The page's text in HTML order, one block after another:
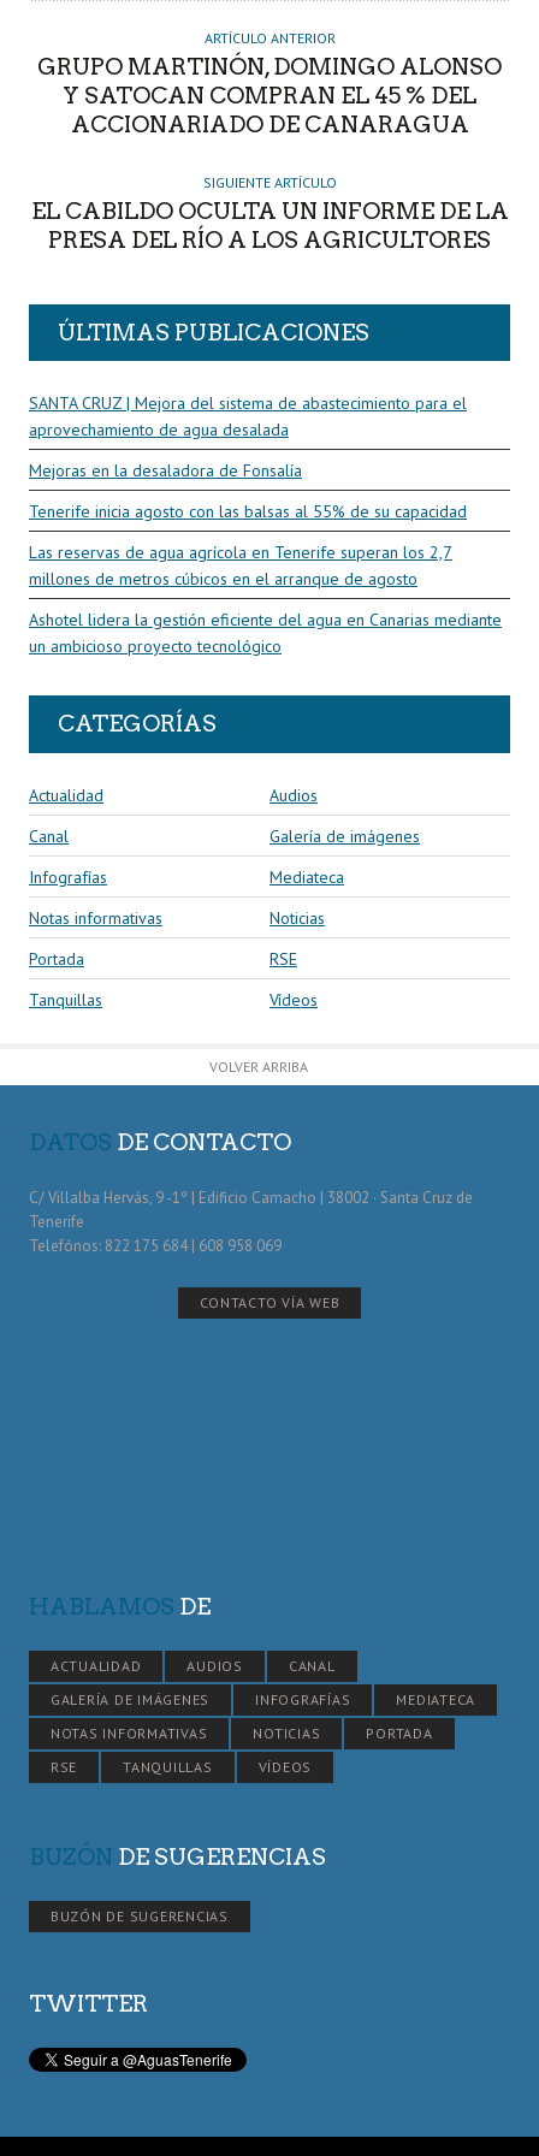
O
ARTÍCULO ANTERIOR
GRUPO MARTINÓN, DOMINGO ALONSO
Y SATOCAN COMPRAN EL 45 % DEL
ACCIONARIADO DE CANARAGUA
SIGUIENTE ARTÍCULO
EL CABILDO OCULTA UN INFORME DE LA
PRESA DEL RÍO A LOS AGRICULTORES
ÚLTIMAS PUBLICACIONES
SANTA CRUZ | Mejora del sistema de abastecimiento para el
aprovechamiento de agua desalada
Mejoras en la desaladora de Fonsalía
Tenerife inicia agosto con las balsas al 55% de su capacidad
Las reservas de agua agrícola en Tenerife superan los 2,7
millones de metros cúbicos en el arranque de agosto
Ashotel lidera la gestión eficiente del agua en Canarias mediante
un ambicioso proyecto tecnológico
CATEGORÍAS
Actualidad
Audios
Canal
Galería de imágenes
Infografías
Mediateca
Notas informativas
Noticias
Portada
RSE
Tanquillas
Vídeos
VOLVER ARRIBA
DATOS DE CONTACTO
C/ Villalba Hervás, 9 -1º | Edificio Camacho | 38002 · Santa Cruz de
Tenerife
Telefónos: 822 175 684 | 608 958 069
CONTACTO VÍA WEB
HABLAMOS DE
ACTUALIDAD AUDIOS
CANAL
GALERÍA DE IMÁGENES
INFOGRAFÍAS
MEDIATECA
NOTAS INFORMATIVAS
NOTICIAS
PORTADA
RSE
TANQUILLAS VÍDEOS
BUZÓN DE SUGERENCIAS
BUZÓN DE SUGERENCIAS
TWITTER